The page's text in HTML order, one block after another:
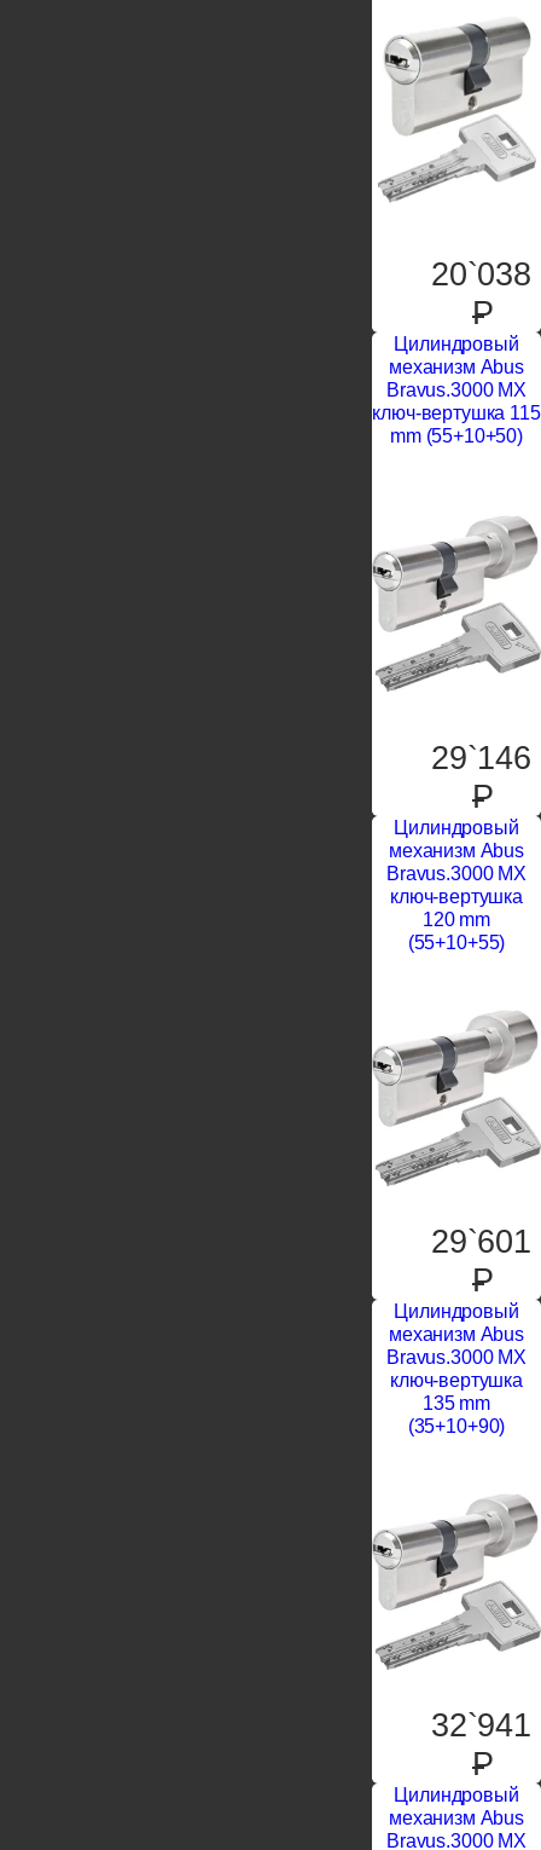
20`038
P
Цилиндровый
механизм Abus
Bravus.3000 MX
ключ-вертушка 115
mm (55+10+50)
29`146
P
Цилиндровый
механизм Abus
Bravus.3000 MX
ключ-вертушка
120 mm
(55+10+55)
29`601
P
Цилиндровый
механизм Abus
Bravus.3000 MX
ключ-вертушка
135 mm
(35+10+90)
32`941
P
Цилиндровый
механизм Abus
Bravus.3000 MX